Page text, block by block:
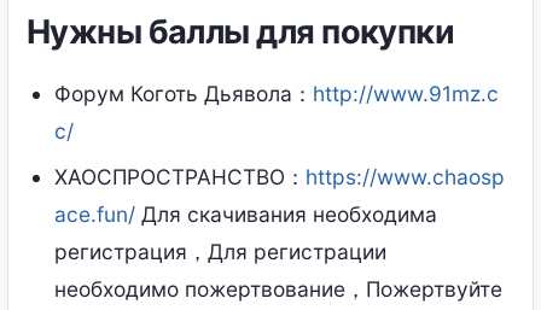
Нужны баллы для покупки
Форум Коготь Дьявола： http://www.91mz.c
c/
ХАОСПРОСТРАНСТВО： https://www.chaosp
ace.fun/ Для скачивания необходима
регистрация，Для регистрации
необходимо пожертвование，Пожертвуйте